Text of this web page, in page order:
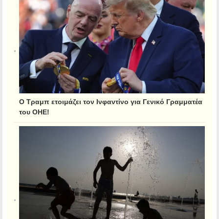
Ο Τραμπ ετοιμάζει τον Ινφαντίνο για Γενικό Γραμματέα
του ΟΗΕ!